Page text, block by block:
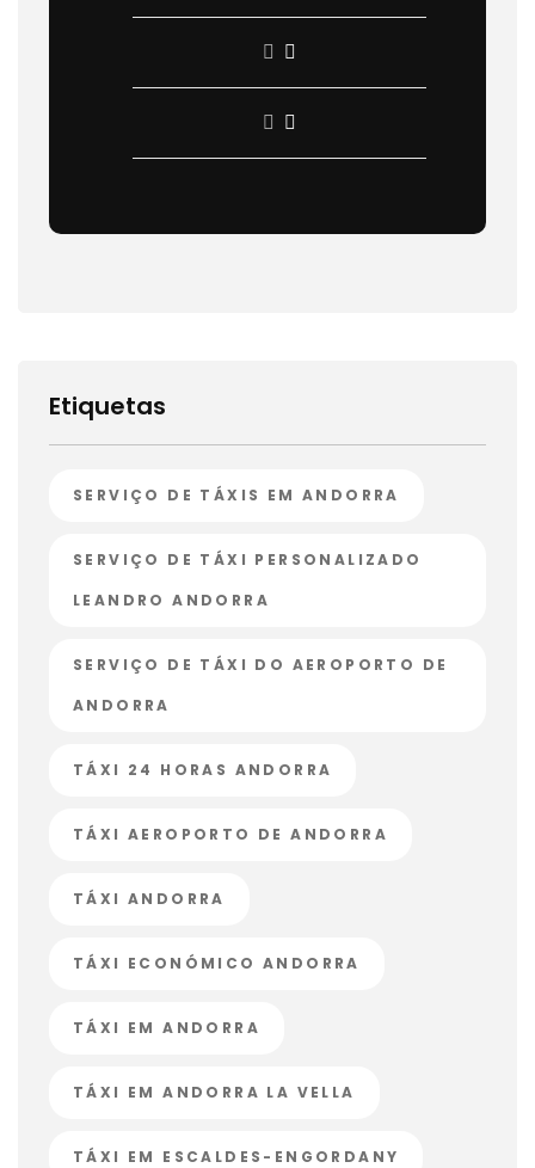
Etiquetas
SERVIÇO DE TÁXIS EM ANDORRA
SERVIÇO DE TÁXI PERSONALIZADO
LEANDRO ANDORRA
SERVIÇO DE TÁXI DO AEROPORTO DE
ANDORRA
TÁXI 24 HORAS ANDORRA
TÁXI AEROPORTO DE ANDORRA
TÁXI ANDORRA
TÁXI ECONÓMICO ANDORRA
TÁXI EM ANDORRA
TÁXI EM ANDORRA LA VELLA
TÁXI EM ESCALDES-ENGORDANY